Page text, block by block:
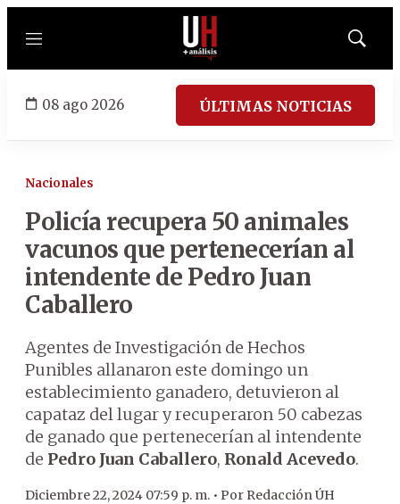
Menú
Mostrar
08 ago 2026 ÚLTIMAS NOTICIAS
Nacionales
Policía recupera 50 animales
vacunos que pertenecerían al
intendente de Pedro Juan
Caballero
Agentes de Investigación de Hechos
Punibles allanaron este domingo un
establecimiento ganadero, detuvieron al
capataz del lugar y recuperaron 50 cabezas
de ganado que pertenecerían al intendente
de Pedro Juan Caballero, Ronald Acevedo.
Diciembre 22, 2024 07:59 p. m. • Por Redacción ÚH